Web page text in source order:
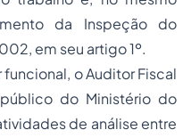
da Inspeção do
em seu artigo 1º.
o Auditor Fiscal
do Ministério do
de análise entre